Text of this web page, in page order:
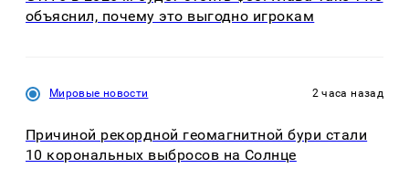
объяснил, почему это выгодно игрокам
Мировые новости 2 часа назад
Причиной рекордной геомагнитной бури стали
10 корональных выбросов на Солнце